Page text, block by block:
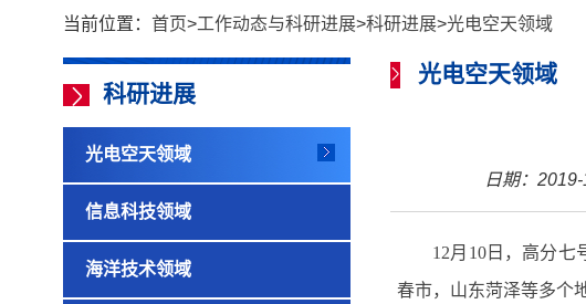
当前位置： 首页>工作动态与科研进展>科研进展>光电空天领域
科研进展
光电空天领域
信息科技领域
海洋技术领域
光电空天领域
日期：
12月 10日，高分七
春市，山东菏泽等多个